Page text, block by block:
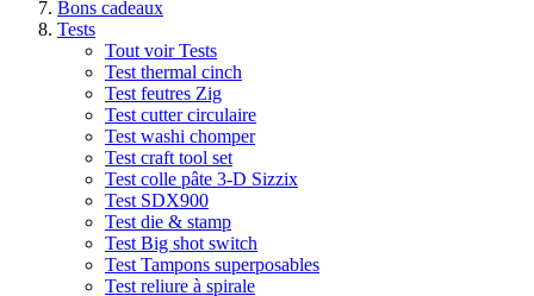
Bons cadeaux
Tests
Tout voir Tests
Test thermal cinch
Test feutres Zig
Test cutter circulaire
Test washi chomper
Test craft tool set
Test colle pâte 3-D Sizzix
Test SDX900
Test die & stamp
Test Big shot switch
Test Tampons superposables
Test reliure à spirale